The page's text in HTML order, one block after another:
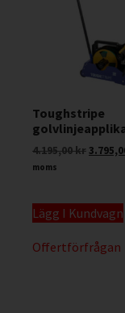
Toughstripe
4.195,00kr
moms
Lägg I Kundvagn
Offertförfrågan